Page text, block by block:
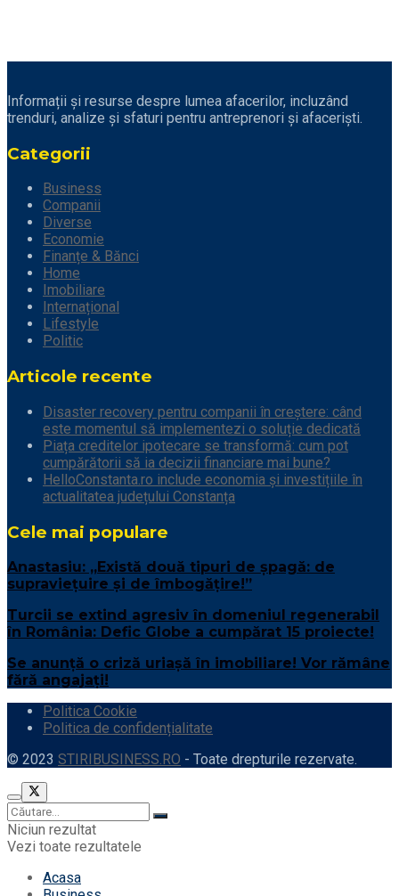
Informații și resurse despre lumea afacerilor, incluzând
trenduri, analize și sfaturi pentru antreprenori și afaceriști.
Categorii
Business
Companii
Diverse
Economie
Finanțe & Bănci
Home
Imobiliare
Internațional
Lifestyle
Politic
Articole recente
Disaster recovery pentru companii în creștere: când
este momentul să implementezi o soluție dedicată
Piața creditelor ipotecare se transformă: cum pot
cumpărătorii să ia decizii financiare mai bune?
HelloConstanta.ro include economia și investițiile în
actualitatea județului Constanța
Cele mai populare
Anastasiu: „Există două tipuri de șpagă: de
supraviețuire și de îmbogățire!”
Turcii se extind agresiv în domeniul regenerabil
în România: Defic Globe a cumpărat 15 proiecte!
Se anunță o criză uriașă în imobiliare! Vor rămâne
fără angajați!
Politica Cookie
Politica de confidențialitate
© 2023 STIRIBUSINESS.RO - Toate drepturile rezervate.
Niciun rezultat
Vezi toate rezultatele
Acasa